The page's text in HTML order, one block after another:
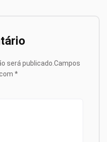
será publicado. Campos
*